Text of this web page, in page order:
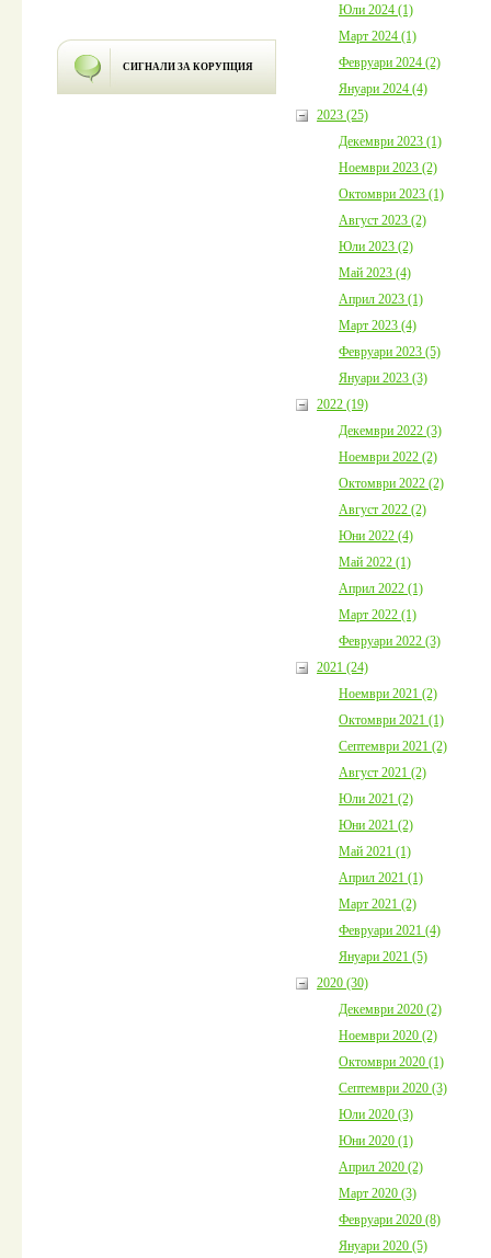
СИГНАЛИ ЗА КОРУПЦИЯ
Юли 2024 (1)
Март 2024 (1)
Февруари 2024 (2)
Януари 2024 (4)
2023 (25)
Декември 2023 (1)
Ноември 2023 (2)
Октомври 2023 (1)
Август 2023 (2)
Юли 2023 (2)
Май 2023 (4)
Април 2023 (1)
Март 2023 (4)
Февруари 2023 (5)
Януари 2023 (3)
2022 (19)
Декември 2022 (3)
Ноември 2022 (2)
Октомври 2022 (2)
Август 2022 (2)
Юни 2022 (4)
Май 2022 (1)
Април 2022 (1)
Март 2022 (1)
Февруари 2022 (3)
2021 (24)
Ноември 2021 (2)
Октомври 2021 (1)
Септември 2021 (2)
Август 2021 (2)
Юли 2021 (2)
Юни 2021 (2)
Май 2021 (1)
Април 2021 (1)
Март 2021 (2)
Февруари 2021 (4)
Януари 2021 (5)
2020 (30)
Декември 2020 (2)
Ноември 2020 (2)
Октомври 2020 (1)
Септември 2020 (3)
Юли 2020 (3)
Юни 2020 (1)
Април 2020 (2)
Март 2020 (3)
Февруари 2020 (8)
Януари 2020 (5)